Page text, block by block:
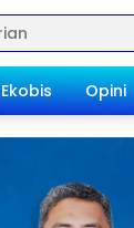
Ekobis Opini